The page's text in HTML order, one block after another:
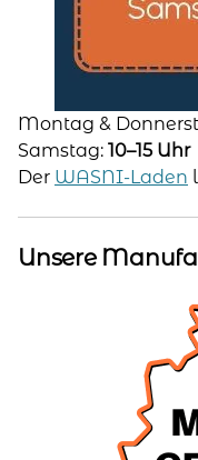
Montag &
Samstag: 10–15 Uhr
Der WASNI-Laden
Unsere